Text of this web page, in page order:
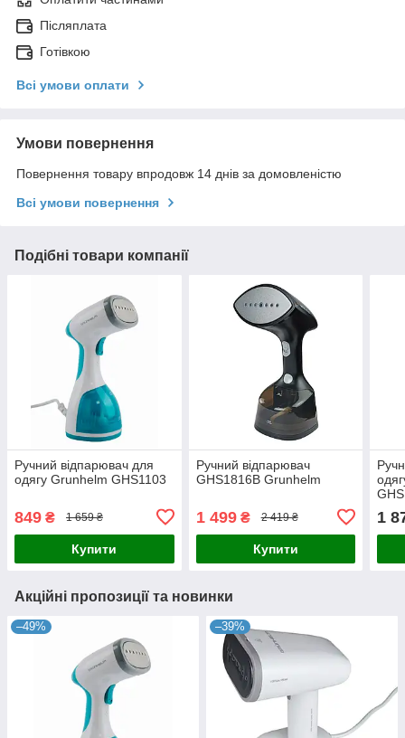
Післяплата
Готівкою
Всі умови оплати
Умови повернення
Повернення товару впродовж 14 днів за домовленістю
Всі умови повернення
Подібні товари компанії
Ручний відпарювач для
одягу Grunhelm GHS1103
849 ₴ 1 659 ₴
Купити
Ручний відпарювач
GHS1816B Grunhelm
1 499₴ 2 419 ₴
Купити
1
Акційні пропозиції та новинки
–49% –39%